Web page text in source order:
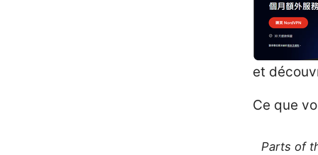
et
Ce que
Parts of